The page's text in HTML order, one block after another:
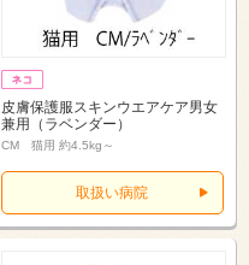
皮膚保護服スキンウエアケア男女
兼用（ラベンダー）
CM 猫用 約4.5kg～
取扱い病院